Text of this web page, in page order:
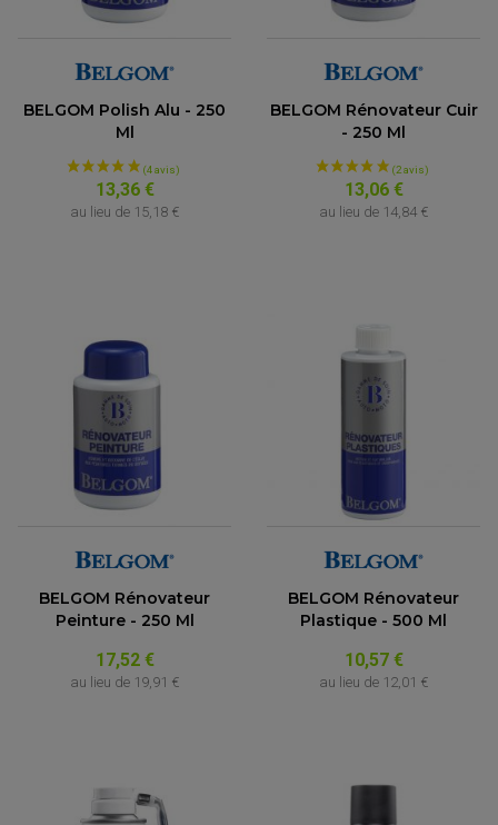
BELGOM Polish Alu - 250
Ml
13,36 €
au lieu de 15,18 €
BELGOM Rénovateur Cuir
- 250 Ml
13,06 €
au lieu de 14,84 €
BELGOM Rénovateur
Peinture - 250 Ml
17,52 €
au lieu de 19,91 €
BELGOM Rénovateur
Plastique - 500 Ml
10,57 €
au lieu de 12,01 €